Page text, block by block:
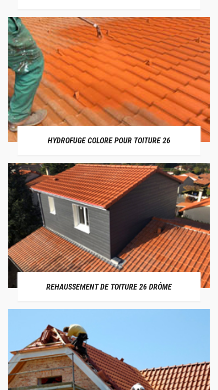
HYDROFUGE COLORE POUR TOITURE 26
REHAUSSEMENT DE TOITURE 26 DRÔME